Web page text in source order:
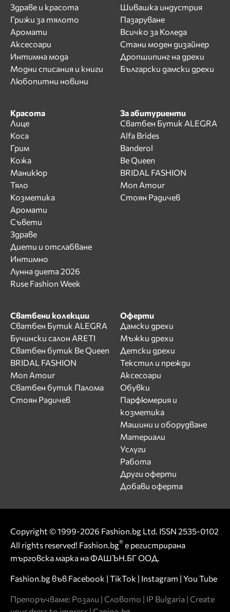
Здраве и красота
Грижи за тялото
Аромати
Аксесоари
Интимна мода
Модни списания и книги
Любопитни новини
Шивашка индустрия
Пазаруване
Всичко за Коледа
Стани моден дизайнер
Дропшипинг на дрехи
Български дамски дрехи
Красота
Лице
Коса
Грим
Кожа
Маникюр
Тяло
Козметика
Аромати
Съвети
Здраве
Диети и отслабване
Интимно
Лунна диета 2026
Ruse Fashion Week
За абитуриенти
Сватбен Бутик ALEGRA
Alfa Brides
Banderol
Be Queen
BRIDAL FASHION
Mon Amour
Стоян Радичев
Сватбени колекции
Сватбен Бутик ALEGRA
Бучински салон ARETI
Сватбен бутик Be Queen
BRIDAL FASHION
Mon Amour
Сватбен бутик Палома
Стоян Радичев
Оферти
Дамски дрехи
Мъжки дрехи
Детски дрехи
Текстил и прежди
Аксесоари
Обувки
Парфюмерия и
козметика
Машини и оборудване
Материали
Услуги
Работа
Други оферти
Добави оферта
Copyright © 1999-2026 Fashion.bg Ltd. ISSN 2535-0102
All rights reserved! Fashion.bg® е регистрирана
търговска марка на ФАШЪН.БГ ООД.
Fashion.bg във Facebook | TikTok | Instagram | You Tube
Препоръчваме: Розали | Словото | IP Bulgaria | Create